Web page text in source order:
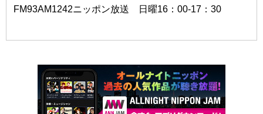
FM93AM1242ニッポン放送 日曜16：00-17：30